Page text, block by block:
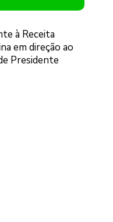
à Receita
em direção ao
Presidente